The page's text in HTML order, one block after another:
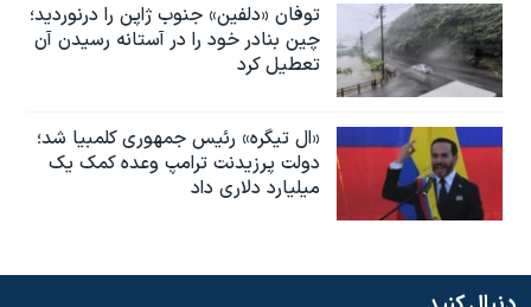
توفان «دلفین» جنوب ژاپن را درنوردید؛
چین بنادر خود را در آستانه رسیدن آن
تعطیل کرد
«ال تیگره» رئیس جمهوری کلمبیا شد؛
دولت پرزیدنت ترامپ وعده کمک یک
میلیارد دلاری داد